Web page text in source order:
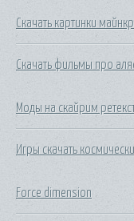
Скачать картинки
Скачать фильмы про
Моды на скайрим
Игры скачать
Force dimension